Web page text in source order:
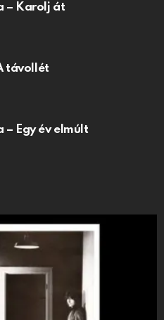
– Karolj át
távollét
– Egy év elmúlt